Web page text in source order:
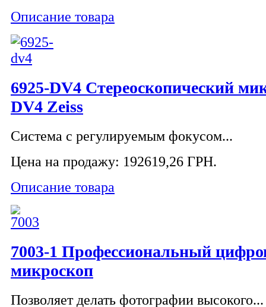
Описание товара
6925-DV4 Стереоскопический
DV4 Zeiss
Система с регулируемым фокусом...
Цена на продажу: 192619,26 ГРН.
Описание товара
7003-1 Профессиональный
микроскоп
Позволяет делать фотографии высокого...